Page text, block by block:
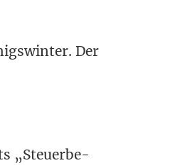
Der
„Steu­er­be­